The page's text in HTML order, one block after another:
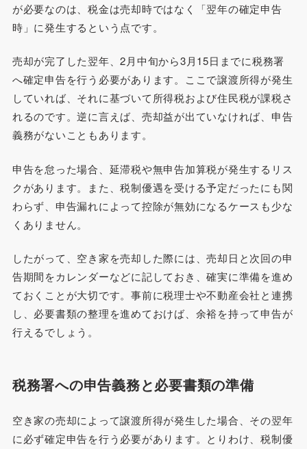
が必要なのは、税金は売却時ではなく「翌年の確定申告
時」に発生するという点です。
売却が完了した翌年、2月中旬から3月15日までに税務署
へ確定申告を行う必要があります。ここで譲渡所得が発生
していれば、それに基づいて所得税および住民税が課税さ
れるのです。逆に言えば、売却益が出ていなければ、申告
義務がないこともあります。
申告を怠った場合、延滞税や無申告加算税が発生するリス
クがあります。また、税制優遇を受ける予定だったにも関
わらず、申告漏れによって控除が無効になるケースも少な
くありません。
したがって、空き家を売却した際には、売却日と次回の申
告期間をカレンダーなどに記しておき、確実に準備を進め
ておくことが大切です。事前に税理士や不動産会社と連携
し、必要書類の整理を進めておけば、余裕を持って申告が
行えるでしょう。
税務署への申告義務と必要書類の準備
空き家の売却によって譲渡所得が発生した場合、その翌年
に必ず確定申告を行う必要があります。とりわけ、税制優